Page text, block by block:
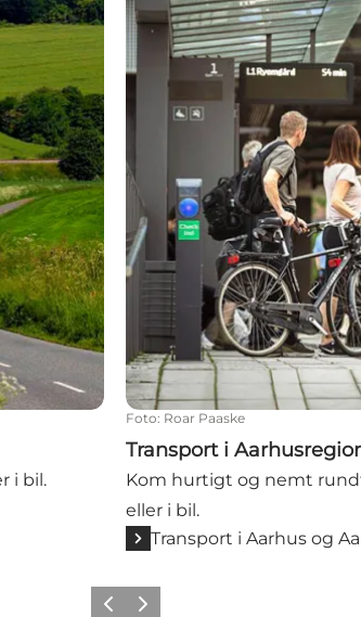
i bil.
Foto: Roar Paaske
Transport i
Kom hurtigt og nemt
eller i bil.
Transport i Aarhus og
ForrigeNæste